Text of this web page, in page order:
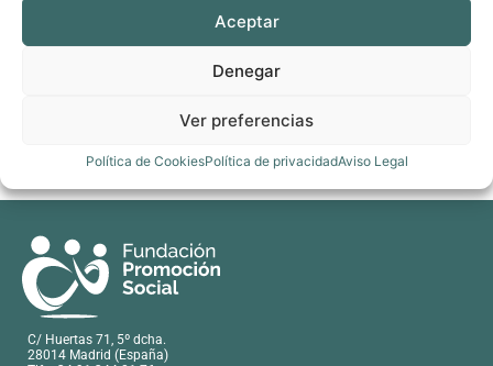
Aceptar
Denegar
Ver preferencias
Política de CookiesPolítica de privacidadAviso Legal
C/ Huertas 71, 5º dcha.
28014 Madrid (España)